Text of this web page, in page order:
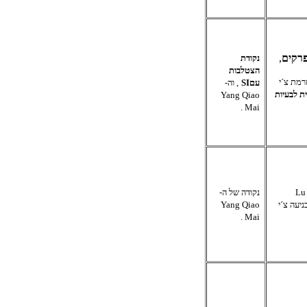
,
צ´י
לבעיות
נקודת
הצטלבות
עםSI
, וה-
Yang Qiao
Mai
Lu
צ´י
נקודה של ה-
Yang Qiao
Mai